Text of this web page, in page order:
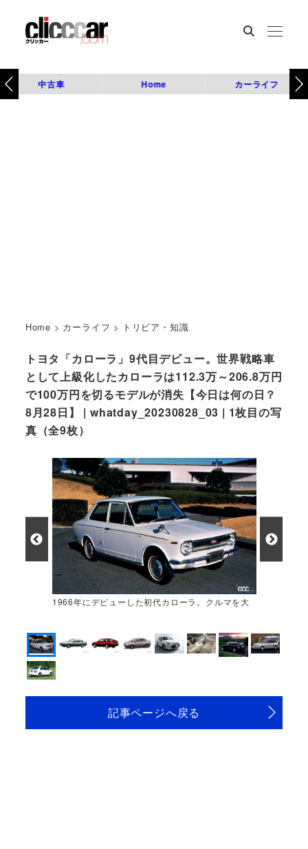
中古車 Home カーライフ
Home > カーライフ > トリビア・知識
トヨタ「カローラ」9代目デビュー。世界戦略車
として上級化したカローラは112.3万～206.8万円
で100万円を切るモデルが消失【今日は何の日？
8月28日】 | whatday_20230828_03 | 1枚目の写
真（全9枚）
1966年にデビューした初代カローラ。クルマを大
記事ページへ戻る